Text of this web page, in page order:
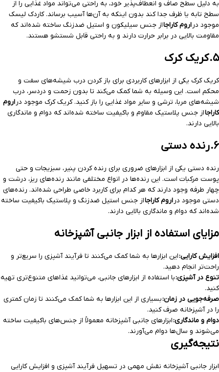
به دلیل سطح صاف و انعطاف‌پذیر خود، به راحتی می‌تواند مواد غذایی را از
سطح تابه یا ظرف جدا کند بدون اینکه به آن‌ها آسیب برساند. کاردک لیسک
موجود دراروم کاراجااز جنس سیلیکون و استیل ضدزنگ ساخته شده‌اند که
مقاومت بالایی در برابر حرارت دارند و به راحتی قابل شستشو هستند.
۵. کریک کرک
کریک کرک یکی از ابزارهای کاربردی برای باز کردن درب شیشه‌های سفت و
محکم است. این وسیله به شما کمک می‌کند تا بدون زحمت و دردسر، درب
شیشه‌های مربا، ترشی و سایر مواد غذایی را باز کنید. کریک کرک موجود دراروم
کاراجااز جنس پلاستیک مقاوم و باکیفیت ساخته شده‌اند که دوام و ماندگاری
بالایی دارند.
۶. رنده دستی
رنده دستی یکی از ابزارهای ضروری برای رنده کردن پنیر، سبزیجات و حتی
پوست مرکبات است. این رنده‌ها در انواع مختلفی مانند رنده‌های ریز، درشت و
چهار طرفه وجود دارند که هر کدام برای کاربرد خاصی طراحی شده‌اند. رنده‌های
دستی موجود دراروم کاراجااز جنس استیل ضدزنگ و پلاستیک باکیفیت ساخته
شده‌اند که دوام و ماندگاری بالایی دارند.
مزایای استفاده از ابزار جانبی آشپزخانه
افزایش کارایی:این ابزارها به شما کمک می‌کنند تا فرآیند آشپزی را سریع‌تر و
راحت‌تر انجام دهید.
تنوع در آشپزی:با استفاده از ابزارهای جانبی، می‌توانید غذاهای متنوع‌تری تهیه
کنید.
صرفه‌جویی در زمان:بسیاری از این ابزارها به شما کمک می‌کنند تا زمان کمتری
را در آشپزخانه صرف کنید.
دوام و ماندگاری:ابزارهای جانبی آشپزخانه معمولاً از جنس‌های باکیفیت ساخته
می‌شوند و سال‌ها دوام می‌آورند.
نتیجه‌گیری
ابزار جانبی آشپزخانه نقش مهمی در تسهیل فرآیند آشپزی و افزایش کارایی